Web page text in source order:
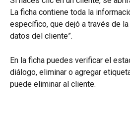
La ficha contiene toda la
específico, que dejó a través de
datos del cliente”.
En la ficha puedes verificar el
diálogo, eliminar o agregar
puede eliminar al cliente.